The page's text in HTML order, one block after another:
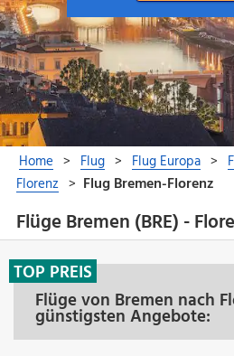
Flüge Bremen (BRE) -
Flüge von Bremen nach
günstigsten Angebote:
TOP PREIS